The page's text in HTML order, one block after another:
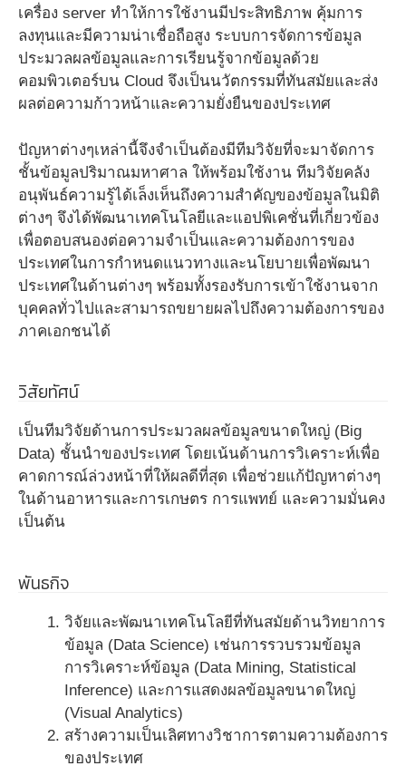
เครื่อง server ทำให้การใช้งานมีประสิทธิภาพ คุ้มการ
ลงทุนและมีความน่าเชื่อถือสูง ระบบการจัดการข้อมูล
ประมวลผลข้อมูลและการเรียนรู้จากข้อมูลด้วย
คอมพิวเตอร์บน Cloud จึงเป็นนวัตกรรมที่ทันสมัยและส่ง
ผลต่อความก้าวหน้าและความยั่งยืนของประเทศ
ปัญหาต่างๆเหล่านี้จึงจำเป็นต้องมีทีมวิจัยที่จะมาจัดการ
ชั้นข้อมูลปริมาณมหาศาล ให้พร้อมใช้งาน ทีมวิจัยคลัง
อนุพันธ์ความรู้ได้เล็งเห็นถึงความสำคัญของข้อมูลในมิติ
ต่างๆ จึงได้พัฒนาเทคโนโลยีและแอปพิเคชั่นที่เกี่ยวข้อง
เพื่อตอบสนองต่อความจำเป็นและความต้องการของ
ประเทศในการกำหนดแนวทางและนโยบายเพื่อพัฒนา
ประเทศในด้านต่างๆ พร้อมทั้งรองรับการเข้าใช้งานจาก
บุคคลทั่วไปและสามารถขยายผลไปถึงความต้องการของ
ภาคเอกชนได้
วิสัยทัศน์
เป็นทีมวิจัยด้านการประมวลผลข้อมูลขนาดใหญ่ (Big
Data) ชั้นนำของประเทศ โดยเน้นด้านการวิเคราะห์เพื่อ
คาดการณ์ล่วงหน้าที่ให้ผลดีที่สุด เพื่อช่วยแก้ปัญหาต่างๆ
ในด้านอาหารและการเกษตร การแพทย์ และความมั่นคง
เป็นต้น
พันธกิจ
วิจัยและพัฒนาเทคโนโลยีที่ทันสมัยด้านวิทยาการ
ข้อมูล (Data Science) เช่นการรวบรวมข้อมูล
การวิเคราะห์ข้อมูล (Data Mining, Statistical
Inference) และการแสดงผลข้อมูลขนาดใหญ่
(Visual Analytics)
สร้างความเป็นเลิศทางวิชาการตามความต้องการ
ของประเทศ